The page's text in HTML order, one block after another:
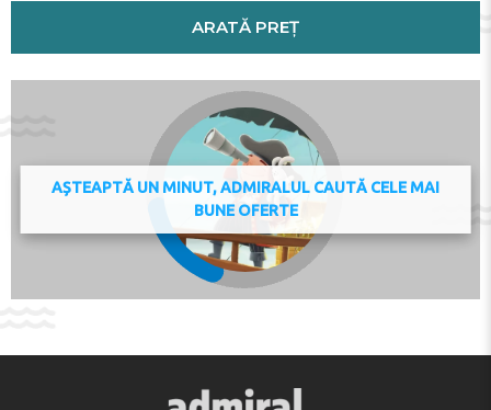
Check-out 00:00 - 11:00
Key collection at the property. Key stored in the lock
box.
Vörösmarty utca 4/a, 1074, Budapest, Hungary
ARATĂ PREȚ
AȘTEAPTĂ UN MINUT, ADMIRALUL CAUTĂ CELE MAI
BUNE OFERTE